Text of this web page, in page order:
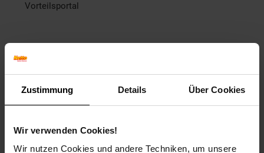
Zustimmung Details Über Cookies
Wir verwenden Cookies!
Wir nutzen Cookies und andere Techniken, um unsere
Vorteilsportal
Weitere Informationen
täglich die größte Lebensmittelauswahl in der
und transportiert. Damit gehört Netto Marken-